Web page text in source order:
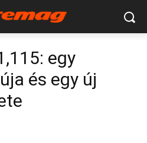
egy
és egy új